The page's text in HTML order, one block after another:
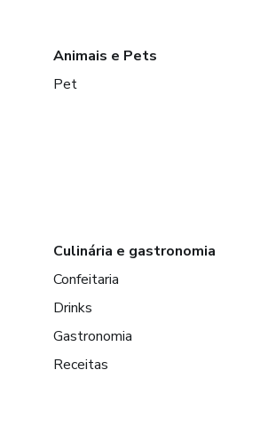
Animais e Pets
Pet
Culinária e gastronomia
Confeitaria
Drinks
Gastronomia
Receitas